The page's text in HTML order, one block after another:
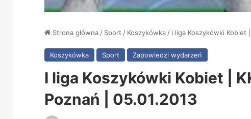
Strona główna/ Sport / Koszykówka/ I liga Koszykówki Kobiet
Koszykówka Sport Zapowiedzi wydarzeń
I liga Koszykówki Kobiet |
Poznań | 05.01.2013